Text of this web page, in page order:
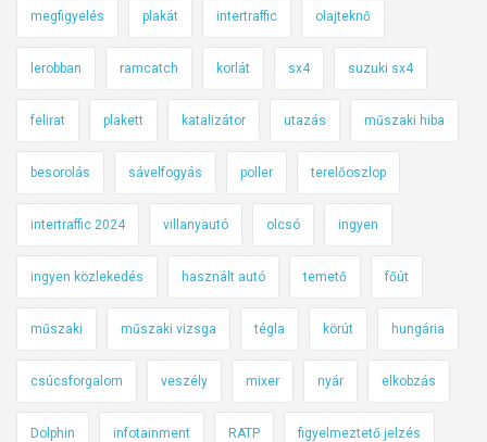
megfigyelés plakát intertraffic olajteknő
lerobban ramcatch korlát sx4 suzuki sx4
felirat plakett katalizátor utazás műszaki hiba
besorolás sávelfogyás poller terelőoszlop
intertraffic 2024 villanyautó olcsó ingyen
ingyen közlekedés használt autó temető főút
műszaki műszaki vizsga tégla körút hungária
csúcsforgalom veszély mixer nyár elkobzás
Dolphin infotainment RATP figyelmeztető jelzés